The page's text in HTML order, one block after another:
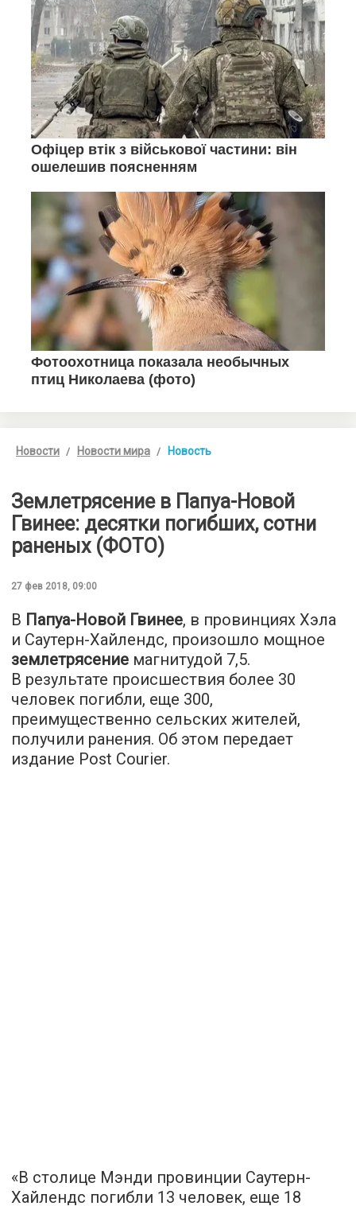
Новости Новости мира Новость
Землетрясение в Папуа-Новой
Гвинее: десятки погибших, сотни
раненых (ФОТО)
27 фев 2018, 09:00
В Папуа-Новой Гвинее, в провинциях Хэла
и Саутерн-Хайлендс, произошло мощное
землетрясение магнитудой 7,5.
В результате происшествия более 30
человек погибли, еще 300,
преимущественно сельских жителей,
получили ранения. Об этом передает
издание Post Courier.
«В столице Мэнди провинции Саутерн-
Хайлендс погибли 13 человек, еще 18